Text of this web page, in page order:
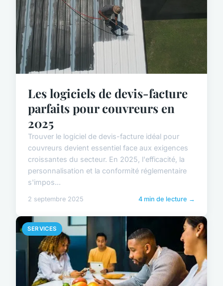
Les logiciels de devis-facture
parfaits pour couvreurs en
2025
Trouver le logiciel de devis-facture idéal pour
couvreurs devient essentiel face aux exigences
croissantes du secteur. En 2025, l'efficacité, la
personnalisation et la conformité réglementaire
s'impos...
2 septembre 2025 4 min de lecture →
SERVICES